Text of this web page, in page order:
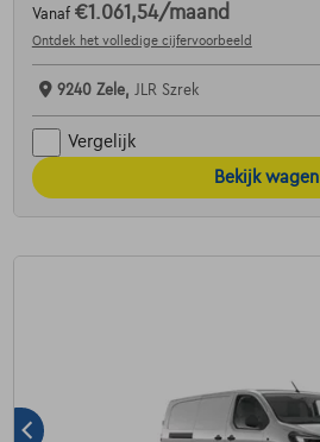
Vanaf €1.061,54/maand
Ontdek het volledige cijfervoorbeeld
9240 Zele, JLR Szrek
Vergelijk
Bekijk wagen